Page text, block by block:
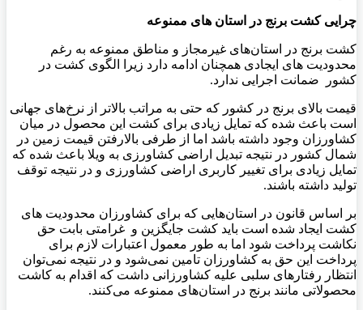
چرایی کشت برنج در استان های ممنوعه
کشت برنج در استان‌های غیرمجاز و مناطق ممنوعه به رغم
محدودیت‌ های ایجادی همچنان ادامه دارد زیرا الگوی کشت در
کشور ضمانت اجرایی ندارد.
قیمت بالای برنج در کشور که حتی به مراتب بالاتر از نرخ‌های جهانی
است باعث شده که تمایل زیادی برای کشت این محصول در میان
کشاورزان وجود داشته باشد اما از طرفی بالارفتن قیمت زمین در
شمال کشور در نتیجه تبدیل اراضی کشاورزی به ویلا باعث شده که
تمایل زیادی برای تغییر کاربری اراضی کشاورزی و در نتیجه توقف
تولید داشته باشند.
بر اساس قانون در استان‌هایی که برای کشاورزان محدودیت های
کشت ایجاد شده است باید کشت جایگزین و غرامتی بابت حق
نکاشت پرداخت شود اما به طور معمول اعتبارات لازم برای
پرداخت این حق به کشاورزان تامین نمی‌شود و در نتیجه نمی‌توان
انتظار رفتارهای سلبی علیه کشاورزانی داشت که اقدام به کاشت
محصولاتی مانند برنج در استان‌های ممنوعه می‌کنند.